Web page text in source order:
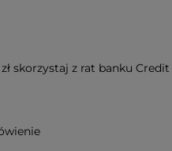
skorzystaj z rat banku